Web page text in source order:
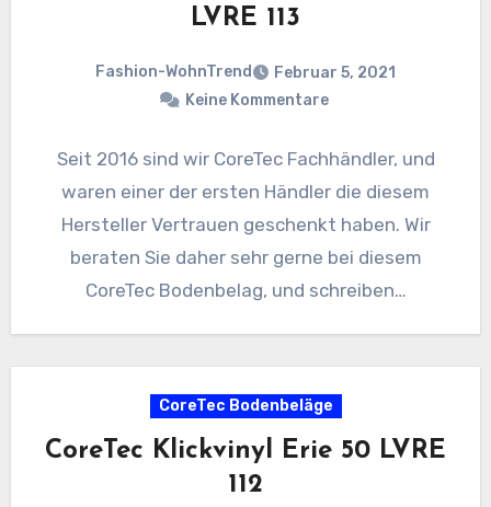
LVRE 113
Fashion-WohnTrend
Februar 5, 2021
Keine Kommentare
Seit 2016 sind wir CoreTec Fachhändler, und
waren einer der ersten Händler die diesem
Hersteller Vertrauen geschenkt haben. Wir
beraten Sie daher sehr gerne bei diesem
CoreTec Bodenbelag, und schreiben…
CoreTec Bodenbeläge
CoreTec Klickvinyl Erie 50 LVRE
112